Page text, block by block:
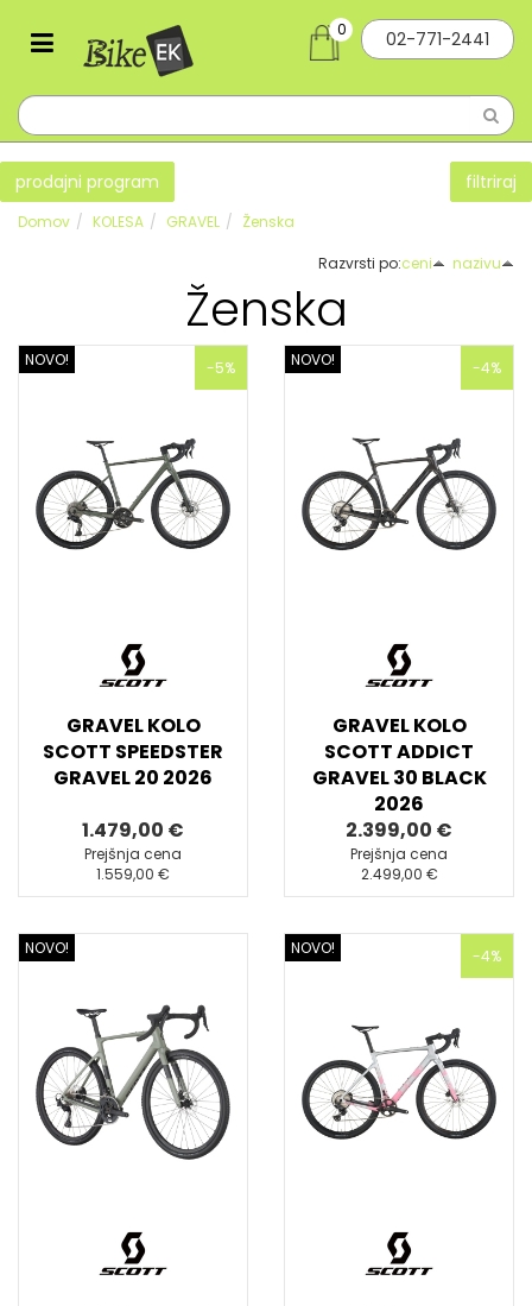
02-771-2441
0
prodajni program filtriraj
Domov KOLESA GRAVEL Ženska
Razvrsti po:ceni nazivu
Ženska
-5%
NOVO!
GRAVEL KOLO
SCOTT SPEEDSTER
GRAVEL 20 2026
1.479,00 €
Prejšnja cena
1.559,00 €
-4%
NOVO!
GRAVEL KOLO
SCOTT ADDICT
GRAVEL 30 BLACK
2026
2.399,00 €
Prejšnja cena
2.499,00 €
NOVO! -4%
NOVO!